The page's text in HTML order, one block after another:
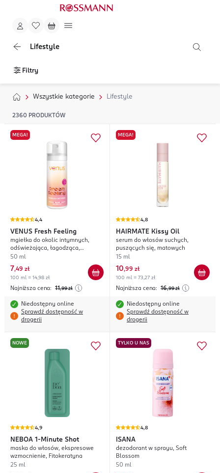
Lifestyle
Filtry
Wszystkie kategorie Lifestyle
2360 PRODUKTÓW
MEGA!
4,4
VENUS Fresh Feeling
mgiełka do okolic intymnych,
odświeżająca, łagodząca,
wspierająca naturalne pH
50 ml
7,49 zł
100 ml = 14,98 zł
Najniższa cena: 11,99 zł
Niedostępny online
Sprawdź dostępność w
drogerii
MEGA!
4,8
HAIRMATE Kissy Oil
serum do włosów suchych,
puszących się, matowych
15 ml
10,99 zł
100 ml = 73,27 zł
Najniższa cena: 16,99 zł
Niedostępny online
Sprawdź dostępność w
drogerii
NOWE
4,9
NEBOA 1-Minute Shot
maska do włosów, ekspresowe
wzmocnienie, Fitokeratyna
25 ml
TYLKO U NAS
4,8
ISANA
dezodorant w sprayu, Soft
Blossom
50 ml